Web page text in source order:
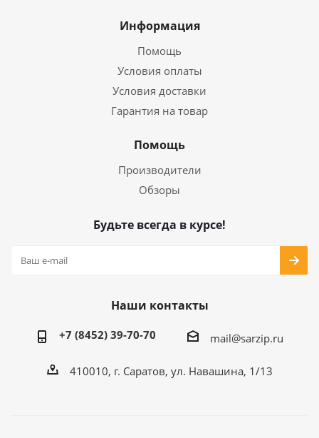
Информация
Помощь
Условия оплаты
Условия доставки
Гарантия на товар
Помощь
Производители
Обзоры
Будьте всегда в курсе!
Наши контакты
+7 (8452) 39-70-70 mail@sarzip.ru
410010, г. Саратов, ул. Навашина, 1/13